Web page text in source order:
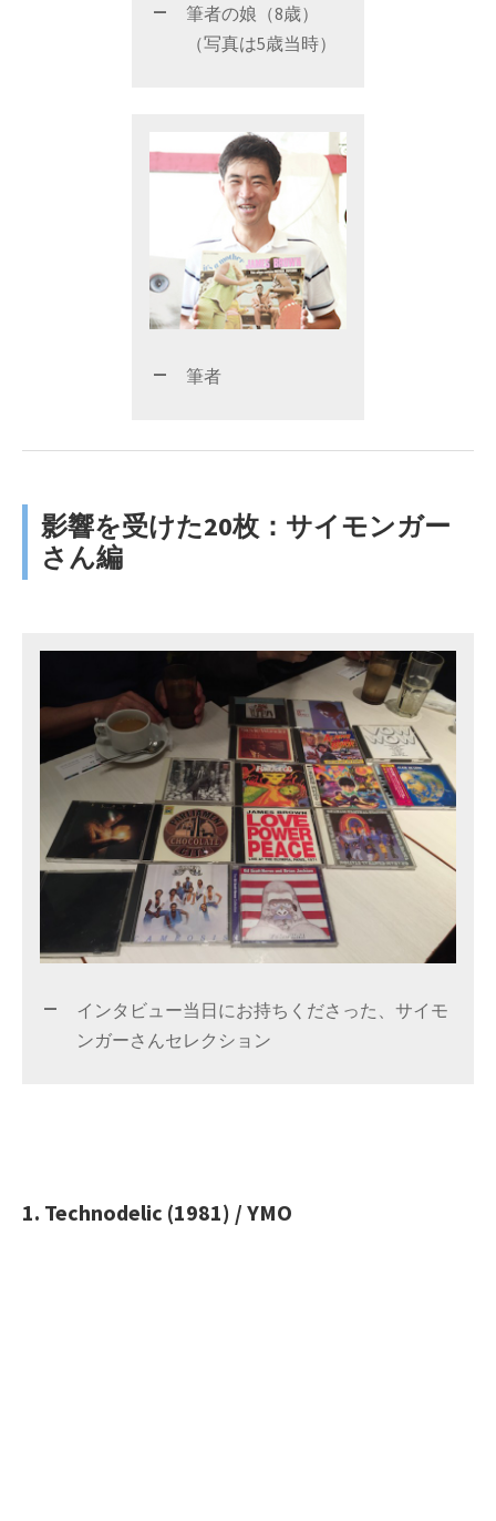
筆者の娘（8歳）
（写真は5歳当時）
筆者
影響を受けた20枚：サイモンガー
さん編
インタビュー当日にお持ちくださった、サイモ
ンガーさんセレクション
1. Technodelic (1981) / YMO